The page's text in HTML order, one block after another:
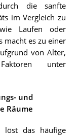
die sanfte
im Vergleich zu
Laufen oder
macht es zu einer
von Alter,
unter
und
Räume
löst das häufige